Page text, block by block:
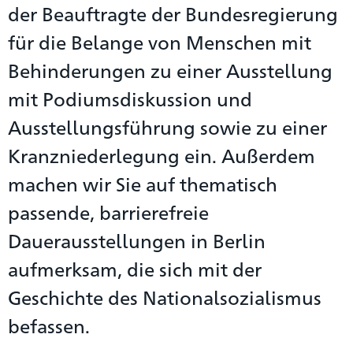
der Beauftragte der Bundesregierung
für die Belange von Menschen mit
Behinderungen zu einer Ausstellung
mit Podiumsdiskussion und
Ausstellungsführung sowie zu einer
Kranzniederlegung ein. Außerdem
machen wir Sie auf thematisch
passende, barrierefreie
Dauerausstellungen in Berlin
aufmerksam, die sich mit der
Geschichte des Nationalsozialismus
befassen.